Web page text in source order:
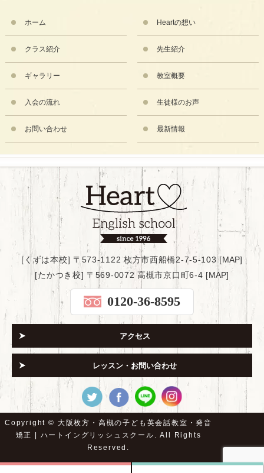
ホーム Heartの想い
クラス紹介 先生紹介
ギャラリー 教室概要
入会の流れ 生徒様のお声
お問い合わせ 最新情報
[くずは本校] 〒573-1122 枚方市西船橋2-7-5-103 [MAP]
[たかつき校] 〒569-0072 高槻市京口町6-4 [MAP]
0120-36-8595
アクセス
レッスン・お問い合わせ
Copyright © 大阪枚方・高槻の子ども英会話教室・発音
矯正 | ハートイングリッシュスクール. All Rights
Reserved.